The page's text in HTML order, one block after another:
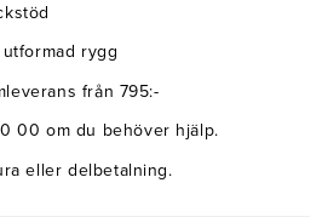
rygg
från 795:-
00 om du behöver hjälp.
eller delbetalning.